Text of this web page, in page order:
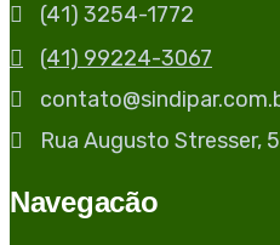
(41) 3254-1772
(41) 99224-3067
Rua Augusto Stresser,
Navegacão